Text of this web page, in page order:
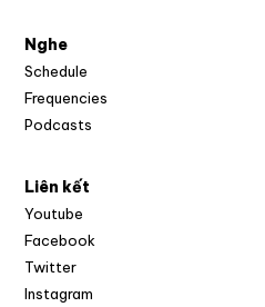
Nghe
Schedule
Frequencies
Podcasts
Liên kết
Youtube
Facebook
Twitter
Instagram